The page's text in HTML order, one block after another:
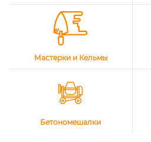
Мастерки и Кельмы
Бетономешалки